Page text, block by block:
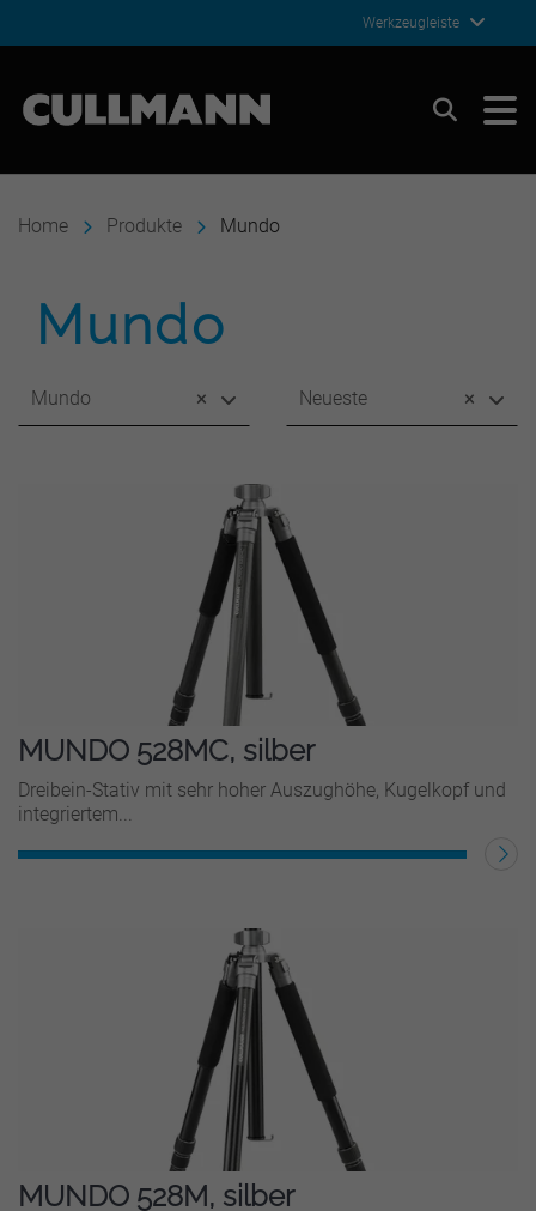
Werkzeugleiste
Cullmann Germany
Suchen
Home Produkte Mundo
Mundo
×
Mundo ×
Neueste
MUNDO 528MC, silber
Dreibein-Stativ mit sehr hoher Auszughöhe, Kugelkopf und
integriertem...
WEITERLESEN
MUNDO 528M, silber